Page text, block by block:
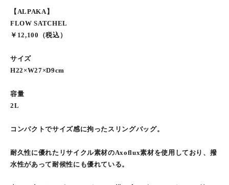
【ALPAKA】
FLOW SATCHEL
￥12,100（税込）
サイズ
H22×W27×D9cm
容量
2L
コンパクトでサイズ感に拘ったスリングバッグ。
耐久性に優れたリサイクル素材のAxoflux素材を使用しており、撥
水性があって耐候性にも優れている。